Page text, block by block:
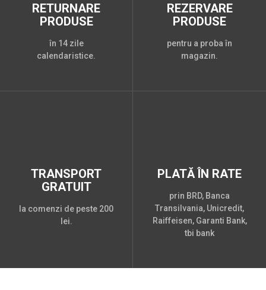
RETURNARE
PRODUSE
în 14 zile
calendaristice.
REZERVARE
PRODUSE
pentru a proba în
magazin.
TRANSPORT
GRATUIT
la comenzi de peste 200
lei.
PLATĂ ÎN RATE
prin BRD, Banca
Transilvania, Unicredit,
Raiffeisen, Garanti Bank,
tbi bank